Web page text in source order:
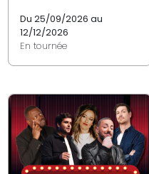
Du 25/09/2026 au
12/12/2026
En tournée